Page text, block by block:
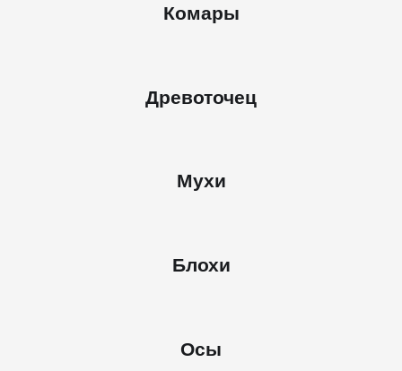
Комары
Древоточец
Мухи
Блохи
Осы